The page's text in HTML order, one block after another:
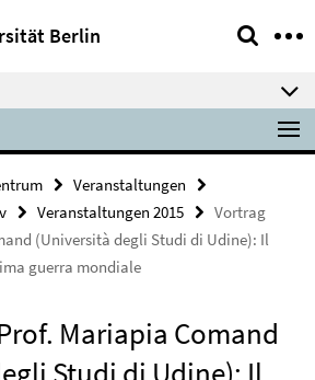
Berlin
Veranstaltungen
Veranstaltungen 2015
Vortrag
(Università degli Studi di Udine): Il
guerra mondiale
Mariapia Comand
Studi di Udine): Il